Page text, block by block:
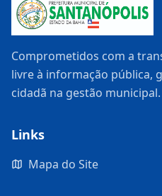
Comprometidos com a
livre à informação pública,
cidadã na gestão municipal.
Links
Mapa do Site